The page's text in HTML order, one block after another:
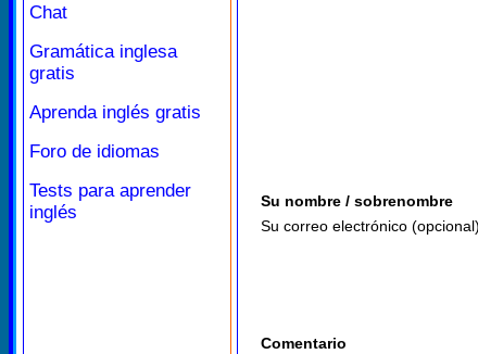
Chat
Gramática inglesa
gratis
Aprenda inglés gratis
Foro de idiomas
Tests para aprender
inglés
Su nombre / sobrenombre
Su correo electrónico (opcional)
Comentario